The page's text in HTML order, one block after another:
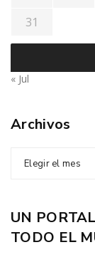
31
« Jul
Archivos
Elegir el mes
UN
TODO EL